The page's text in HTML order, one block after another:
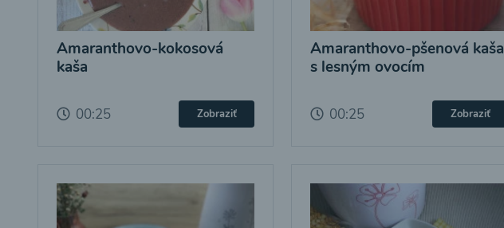
Amaranthovo-kokosová
kaša
00:25 Zobraziť
Amaranthovo-pšenová kaša
s lesným ovocím
00:25 Zobraziť